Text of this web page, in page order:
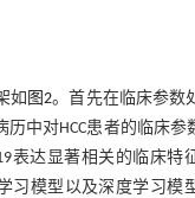
如 图2。首先在临床参数
历中对HCC患者的临床参
表达显著相关的临床特
习模型以及深度学习模